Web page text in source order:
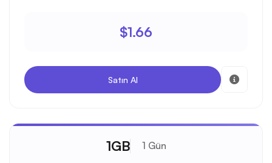
$1.66
Satın Al
1GB 1 Gün